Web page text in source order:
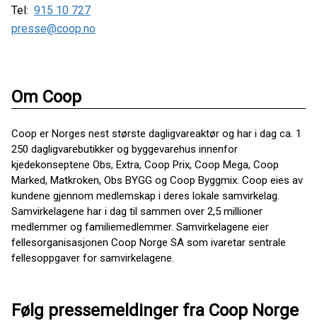
Tel: 915 10 727
presse@coop.no
Om Coop
Coop er Norges nest største dagligvareaktør og har i dag ca. 1
250 dagligvarebutikker og byggevarehus innenfor
kjedekonseptene Obs, Extra, Coop Prix, Coop Mega, Coop
Marked, Matkroken, Obs BYGG og Coop Byggmix. Coop eies av
kundene gjennom medlemskap i deres lokale samvirkelag.
Samvirkelagene har i dag til sammen over 2,5 millioner
medlemmer og familiemedlemmer. Samvirkelagene eier
fellesorganisasjonen Coop Norge SA som ivaretar sentrale
fellesoppgaver for samvirkelagene.
Følg pressemeldinger fra Coop Norge